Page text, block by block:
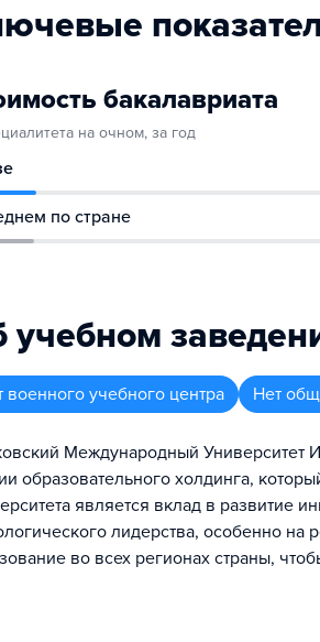
бакалавриата
на очном, за год
по стране
учебном
военного учебного центра Нет
Международный Университет
образовательного холдинга,
является вклад в развитие
лидерства, особенно на
во всех регионах страны,